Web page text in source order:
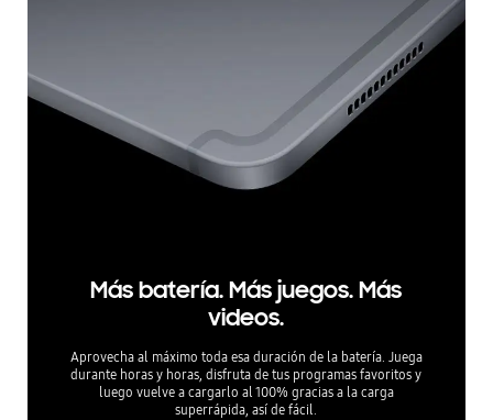
Más batería. Más juegos. Más
videos.
Aprovecha al máximo toda esa duración de la batería. Juega
durante horas y horas, disfruta de tus programas favoritos y
luego vuelve a cargarlo al 100% gracias a la carga
superrápida, así de fácil.